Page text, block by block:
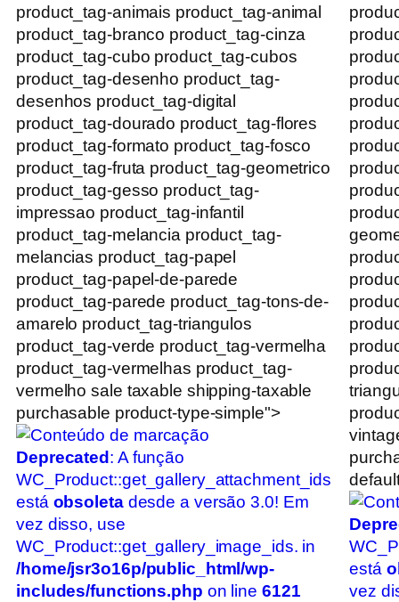
product_tag-animais product_tag-animal
product_tag-branco product_tag-cinza
product_tag-cubo product_tag-cubos
product_tag-desenho product_tag-
desenhos product_tag-digital
product_tag-dourado product_tag-flores
product_tag-formato product_tag-fosco
product_tag-fruta product_tag-geometrico
product_tag-gesso product_tag-
impressao product_tag-infantil
product_tag-melancia product_tag-
melancias product_tag-papel
product_tag-papel-de-parede
product_tag-parede product_tag-tons-de-
amarelo product_tag-triangulos
product_tag-verde product_tag-vermelha
product_tag-vermelhas product_tag-
vermelho sale taxable shipping-taxable
purchasable product-type-simple">
Deprecated: A função
WC_Product::get_gallery_attachment_ids
está obsoletadesde a versão 3.0! Em
vez disso, use
WC_Product::get_gallery_image_ids. in
/home/jsr3o16p/public_html/wp-
includes/functions.php on line 6121
está
vez